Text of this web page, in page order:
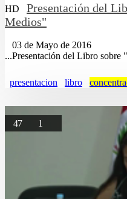
HD Presentación del
Medios"
03 de Mayo de 2016
...Presentación del Libro sobre "
presentacion libro
47 1